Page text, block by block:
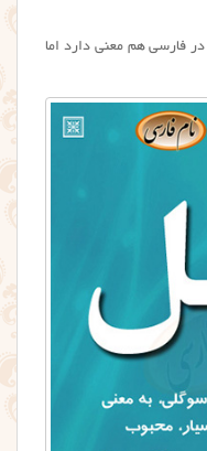
فارسی هم معنی دارد اما